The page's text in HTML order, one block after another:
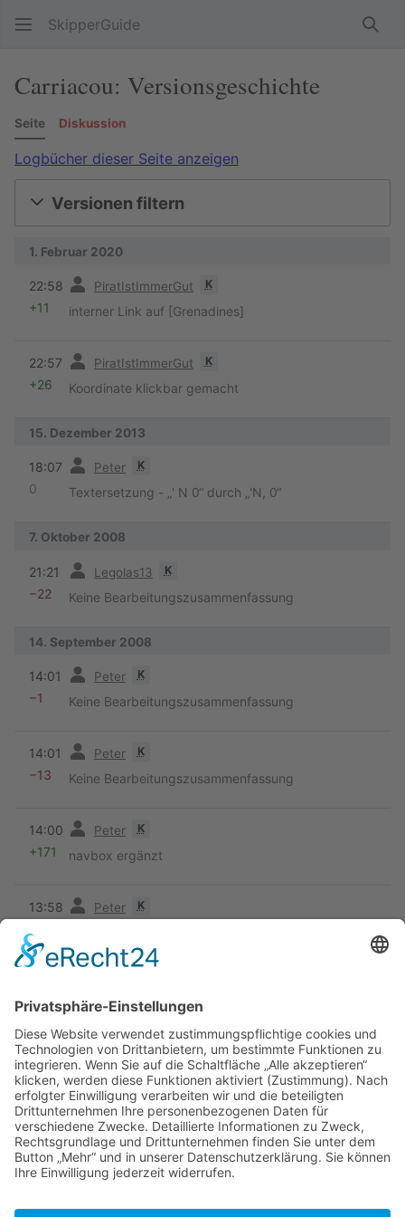
SkipperGuide
Carriacou: Versionsgeschichte
Seite Diskussion
Logbücher dieser Seite anzeigen
Versionen filtern
1. Februar 2020
22:58 PiratIstImmerGut K
+11 interner Link auf [Grenadines]
22:57 PiratIstImmerGut K
+26 Koordinate klickbar gemacht
15. Dezember 2013
18:07 Peter K
0 Textersetzung - „' N 0“ durch „'N, 0“
7. Oktober 2008
21:21 Legolas13 K
−22 Keine Bearbeitungszusammenfassung
14. September 2008
14:01 Peter K
−1 Keine Bearbeitungszusammenfassung
14:01 Peter K
−13 Keine Bearbeitungszusammenfassung
14:00 Peter K
+171 navbox ergänzt
13:58 Peter K
Vorherige
18:11 Detlef
+1.134Ergänzungen
31. August 2008
Vorherige
18:08 Detlef
+207 Die Seite wurde neu angelegt: = Häfen, Ankerbuchten
= == Hillsborough == Port of Entry == Tyrell Bay ==
== Sandy Island == = Links =
Carraicou ...